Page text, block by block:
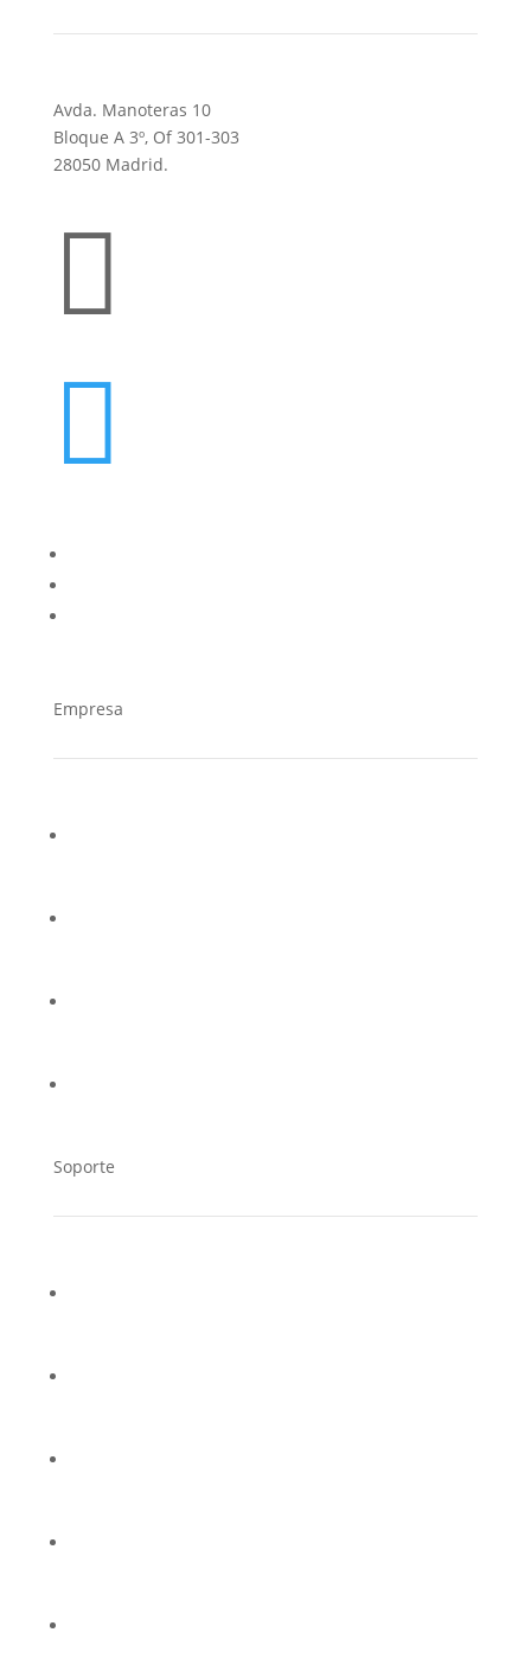
Avda. Manoteras 10
Bloque A 3º, Of 301-303
28050 Madrid.


Empresa
Soporte